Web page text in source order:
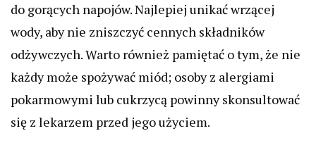
do gorących napojów. Najlepiej unikać wrzącej
wody, aby nie zniszczyć cennych składników
odżywczych. Warto również pamiętać o tym, że nie
każdy może spożywać miód; osoby z alergiami
pokarmowymi lub cukrzycą powinny skonsultować
się z lekarzem przed jego użyciem.